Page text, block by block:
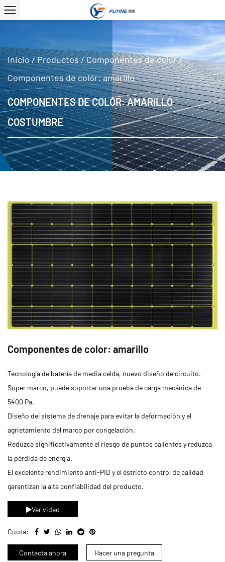
Inicio/Productos/Componentes de color/
Componentes de color: amarillo
COMPONENTES DE COLOR: AMARILLO
COSTUMBRE
Componentes de color: amarillo
Tecnología de batería de media celda, nuevo diseño de circuito.
Super marco, puede soportar una prueba de carga mecánica de
5400 Pa.
Diseño del sistema de drenaje para evitar la deformación y el
agrietamiento del marco por congelación.
Reduzca significativamente el riesgo de puntos calientes y reduzca
la pérdida de energía.
El excelente rendimiento anti-PID y el estricto control de calidad
garantizan la alta confiabilidad del producto.
Ver video
Cuota:
Contacta ahora Hacer una pregunta